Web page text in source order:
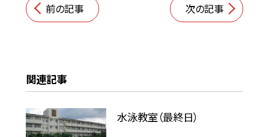
前の記事 次の記事
関連記事
水泳教室（最終日）